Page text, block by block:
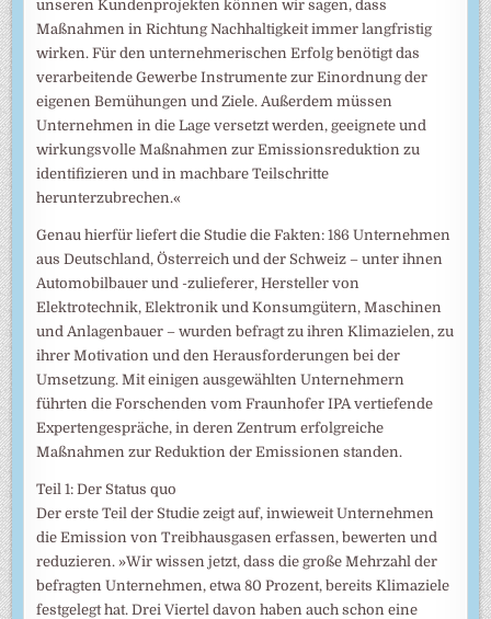
unseren Kundenprojekten können wir sagen, dass
Maßnahmen in Richtung Nachhaltigkeit immer langfristig
wirken. Für den unternehmerischen Erfolg benötigt das
verarbeitende Gewerbe Instrumente zur Einordnung der
eigenen Bemühungen und Ziele. Außerdem müssen
Unternehmen in die Lage versetzt werden, geeignete und
wirkungsvolle Maßnahmen zur Emissionsreduktion zu
identifizieren und in machbare Teilschritte
herunterzubrechen.«
Genau hierfür liefert die Studie die Fakten: 186 Unternehmen
aus Deutschland, Österreich und der Schweiz – unter ihnen
Automobilbauer und -zulieferer, Hersteller von
Elektrotechnik, Elektronik und Konsumgütern, Maschinen
und Anlagenbauer – wurden befragt zu ihren Klimazielen, zu
ihrer Motivation und den Herausforderungen bei der
Umsetzung. Mit einigen ausgewählten Unternehmern
führten die Forschenden vom Fraunhofer IPA vertiefende
Expertengespräche, in deren Zentrum erfolgreiche
Maßnahmen zur Reduktion der Emissionen standen.
Teil 1: Der Status quo
Der erste Teil der Studie zeigt auf, inwieweit Unternehmen
die Emission von Treibhausgasen erfassen, bewerten und
reduzieren. »Wir wissen jetzt, dass die große Mehrzahl der
befragten Unternehmen, etwa 80 Prozent, bereits Klimaziele
festgelegt hat. Drei Viertel davon haben auch schon eine